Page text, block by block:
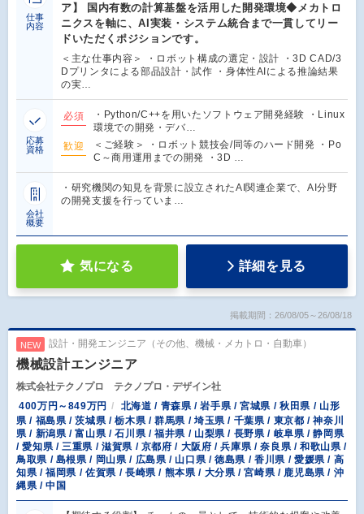
仕事
内容
ア】 国内有数の計算基盤を活用した開発環境◆メカトロ
ニクスを軸に、AI実装・システム統合まで一貫してリー
ドいただくポジションです。
＜主な仕事内容＞ ・ロボット構成の選定・設計 ・3D CAD/3
Dプリンタによる部品設計・試作 ・身体性AIによる推論結果
の実…
応募
資格
必須
・Python/C++を用いたソフトウェア開発経験 ・Linux
環境での開発・デバ…
歓迎
＜ご経験＞ ・ロボット競技会/同等のハード開発 ・Po
C～商用運用までの開発 ・3D …
会社
概要
・研究機関の知見を背景に設立されたAI関連企業で、AI分野
の開発支援を行っていま…
気になる 詳細を見る
掲載期間：26/08/05～26/08/18
NEW 設計・開発エンジニア（その他、機械・メカトロ・自動車）
機械設計エンジニア
株式会社テクノプロ テクノプロ・デザイン社
400万円～849万円
北海道 / 青森県 / 岩手県 / 宮城県 / 秋田県 / 山形
県 / 福島県 / 茨城県 / 栃木県 / 群馬県 / 埼玉県 / 千葉県 / 東京都 / 神奈川
県 / 新潟県 / 富山県 / 石川県 / 福井県 / 山梨県 / 長野県 / 岐阜県 / 静岡県
/ 愛知県 / 三重県 / 滋賀県 / 京都府 / 大阪府 / 兵庫県 / 奈良県 / 和歌山県 /
鳥取県 / 島根県 / 岡山県 / 広島県 / 山口県 / 徳島県 / 香川県 / 愛媛県 / 高
知県 / 福岡県 / 佐賀県 / 長崎県 / 熊本県 / 大分県 / 宮崎県 / 鹿児島県 / 沖
縄県 / 中国